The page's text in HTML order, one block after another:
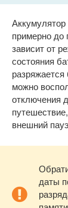
примерно до
зависит от
состояния
можно
отключения
внешний
даты